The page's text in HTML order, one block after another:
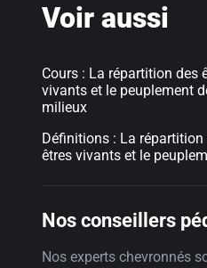
Voir aussi
Cours : La répartition des
vivants et le peuplement
milieux
Définitions : La répartition
êtres vivants et le
Nos conseillers
Nos experts chevronnés